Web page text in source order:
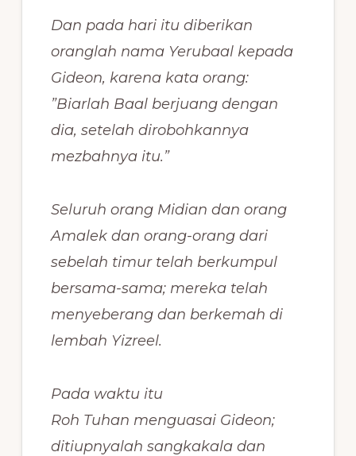
Dan pada hari itu diberikan
oranglah nama Yerubaal kepada
Gideon, karena kata orang:
”Biarlah Baal berjuang dengan
dia, setelah dirobohkannya
mezbahnya itu.”
Seluruh orang Midian dan orang
Amalek dan orang-orang dari
sebelah timur telah berkumpul
bersama-sama; mereka telah
menyeberang dan berkemah di
lembah Yizreel.
Pada waktu itu
Roh Tuhan menguasai Gideon;
ditiupnyalah sangkakala dan